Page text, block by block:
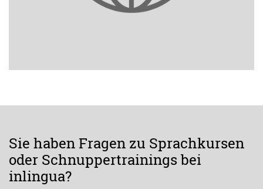
Sie haben Fragen zu Sprachkursen
oder Schnuppertrainings bei
inlingua?